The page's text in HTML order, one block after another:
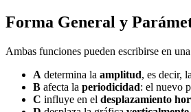
Forma General y
Ambas funciones pueden escribirse en
A determina la amplitud, es decir,
B afecta la periodicidad: el nuevo
C influye en el desplazamiento